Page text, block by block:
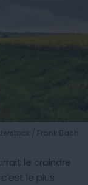
/ Frank Bach
le craindre
le plus